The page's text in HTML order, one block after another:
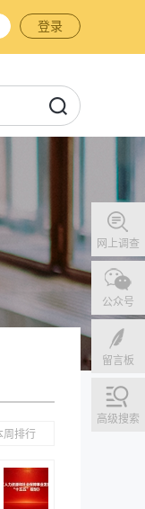
登录
网上调查
公众号
留言板
高级搜索
周排行